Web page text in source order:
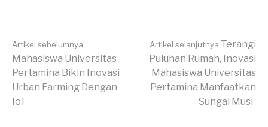
Lanjut
Membaca
Artikel sebelumnya
Mahasiswa Universitas
Pertamina Bikin Inovasi
Urban Farming Dengan
IoT
Artikel selanjutnya Terangi
Puluhan Rumah, Inovasi
Mahasiswa Universitas
Pertamina Manfaatkan
Sungai Musi